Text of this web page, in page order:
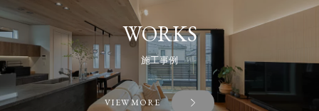
WORKS
施工事例
VIEW MORE